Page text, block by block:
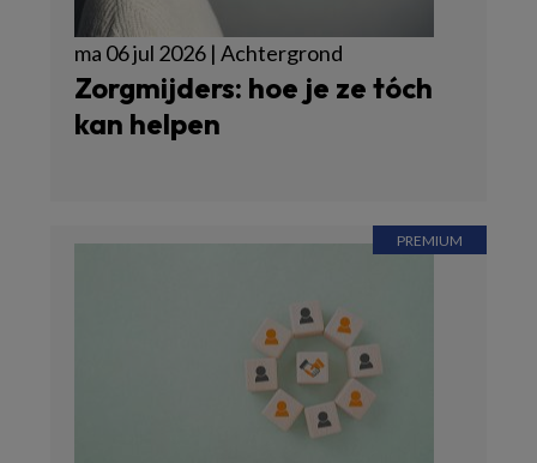
ma 06 jul 2026 | Achtergrond
Zorgmijders: hoe je ze tóch
kan helpen